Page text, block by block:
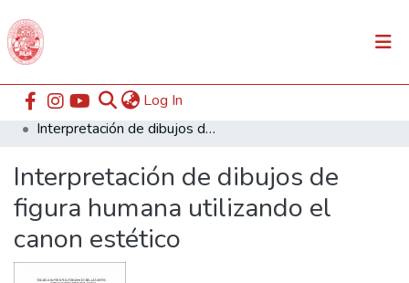
Log In
Communities & Collections
All of DSpace
Statistics
Home ESABAC
Facultad de Educación
Interpretación de dibujos de figura humana utilizando el canon estético
Interpretación de dibujos de
figura humana utilizando el
canon estético